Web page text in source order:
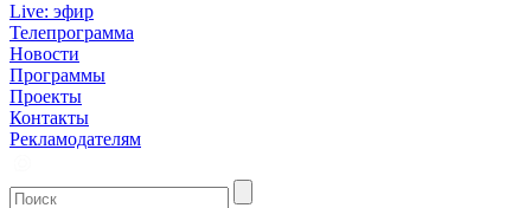
Live: эфир
Телепрограмма
Новости
Программы
Проекты
Контакты
Рекламодателям